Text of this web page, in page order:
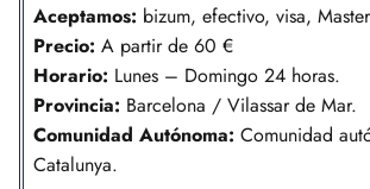
Aceptamos: bizum, efectivo, visa,
Precio: A partir de 60 €
Horario: Lunes – Domingo 24 horas.
Provincia: Barcelona / Vilassar de Mar.
Comunidad Autónoma: Comunidad
Catalunya.